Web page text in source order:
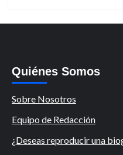
Quiénes Somos
Sobre Nosotros
Equipo de Redacción
¿Deseas reproducir una